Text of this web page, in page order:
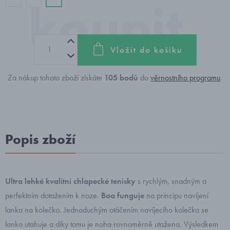
Vložit do košíku
Za nákup tohoto zboží získáte 105 bodů dověrnostního programu.
Popis zboží
Ultra lehké kvalitní chlapecké tenisky s rychlým, snadným a
perfektním dotažením k noze. Boa funguje na principu navíjení
lanka na kolečko. Jednoduchým otáčením navíjecího kolečka se
lanko utahuje a díky tomu je noha rovnoměrně utažena. Výsledkem